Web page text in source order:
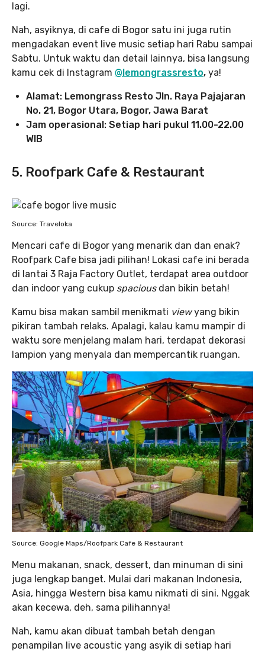
lagi.
Nah, asyiknya, di cafe di Bogor satu ini juga rutin
mengadakan event live music setiap hari Rabu sampai
Sabtu. Untuk waktu dan detail lainnya, bisa langsung
kamu cek di Instagram @lemongrassresto, ya!
Alamat: Lemongrass Resto Jln. Raya Pajajaran
No. 21, Bogor Utara, Bogor, Jawa Barat
Jam operasional: Setiap hari pukul 11.00-22.00
WIB
5. Roofpark Cafe & Restaurant
Source: Traveloka
Mencari cafe di Bogor yang menarik dan dan enak?
Roofpark Cafe bisa jadi pilihan! Lokasi cafe ini berada
di lantai 3 Raja Factory Outlet, terdapat area outdoor
dan indoor yang cukup spacious dan bikin betah!
Kamu bisa makan sambil menikmati viewyang bikin
pikiran tambah relaks. Apalagi, kalau kamu mampir di
waktu sore menjelang malam hari, terdapat dekorasi
lampion yang menyala dan mempercantik ruangan.
Source: Google Maps/Roofpark Cafe & Restaurant
Menu makanan, snack, dessert, dan minuman di sini
juga lengkap banget. Mulai dari makanan Indonesia,
Asia, hingga Western bisa kamu nikmati di sini. Nggak
akan kecewa, deh, sama pilihannya!
Nah, kamu akan dibuat tambah betah dengan
penampilan live acoustic yang asyik di setiap hari